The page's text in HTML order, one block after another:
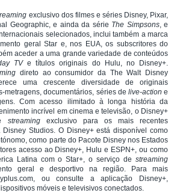
exclusivo dos filmes e séries Disney, Pixar,
Geographic, e ainda da série The Simpsons, e
selecionados, inclui também a marca
geral Star e, nos EUA, os subscritores do
aceder a uma grande variedade de conteúdos
TVe títulos originais do Hulu, no Disney+.
direto ao consumidor da The Walt Disney
uma crescente diversidade de originais
metragens, documentários, séries de live-action e
Com acesso ilimitado à longa história da
incrível em cinema e televisão, o Disney+
streaming exclusivo para os mais recentes
Studios. O Disney+ está disponível como
como parte do Pacote Disney nos Estados
acesso ao Disney+, Hulu e ESPN+, ou como
Latina com o Star+, o serviço de streaming
geral e desportivo na região. Para mais
ou consulte a aplicação Disney+,
móveis e televisivos conectados.